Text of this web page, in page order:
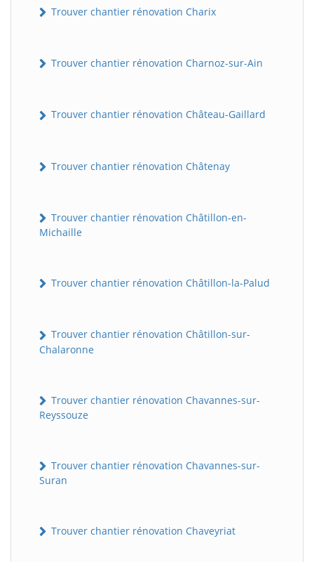
Trouver chantier rénovation Charix
Trouver chantier rénovation Charnoz-sur-Ain
Trouver chantier rénovation Château-Gaillard
Trouver chantier rénovation Châtenay
Trouver chantier rénovation Châtillon-en-
Michaille
Trouver chantier rénovation Châtillon-la-Palud
Trouver chantier rénovation Châtillon-sur-
Chalaronne
Trouver chantier rénovation Chavannes-sur-
Reyssouze
Trouver chantier rénovation Chavannes-sur-
Suran
Trouver chantier rénovation Chaveyriat